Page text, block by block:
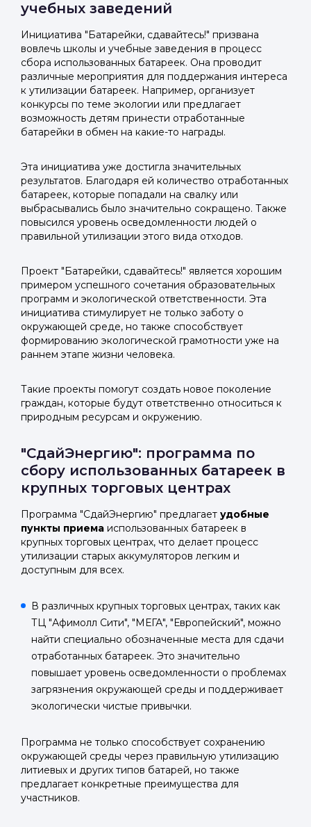
учебных заведений
Инициатива "Батарейки, сдавайтесь!" призвана
вовлечь школы и учебные заведения в процесс
сбора использованных батареек. Она проводит
различные мероприятия для поддержания интереса
к утилизации батареек. Например, организует
конкурсы по теме экологии или предлагает
возможность детям принести отработанные
батарейки в обмен на какие-то награды.
Эта инициатива уже достигла значительных
результатов. Благодаря ей количество отработанных
батареек, которые попадали на свалку или
выбрасывались было значительно сокращено. Также
повысился уровень осведомленности людей о
правильной утилизации этого вида отходов.
Проект "Батарейки, сдавайтесь!" является хорошим
примером успешного сочетания образовательных
программ и экологической ответственности. Эта
инициатива стимулирует не только заботу о
окружающей среде, но также способствует
формированию экологической грамотности уже на
раннем этапе жизни человека.
Такие проекты помогут создать новое поколение
граждан, которые будут ответственно относиться к
природным ресурсам и окружению.
"СдайЭнергию": программа по
сбору использованных батареек в
крупных торговых центрах
Программа "СдайЭнергию" предлагает удобные
пункты приема использованных батареек в
крупных торговых центрах, что делает процесс
утилизации старых аккумуляторов легким и
доступным для всех.
В различных крупных торговых центрах, таких как
ТЦ "Афимолл Сити", "МЕГА", "Европейский", можно
найти специально обозначенные места для сдачи
отработанных батареек. Это значительно
повышает уровень осведомленности о проблемах
загрязнения окружающей среды и поддерживает
экологически чистые привычки.
Программа не только способствует сохранению
окружающей среды через правильную утилизацию
литиевых и других типов батарей, но также
предлагает конкретные преимущества для
участников.